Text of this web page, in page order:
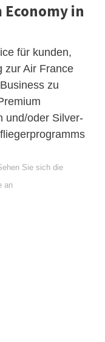
in
für kunden,
zur Air France
zu
und/oder Silver-
Sie sich die
an